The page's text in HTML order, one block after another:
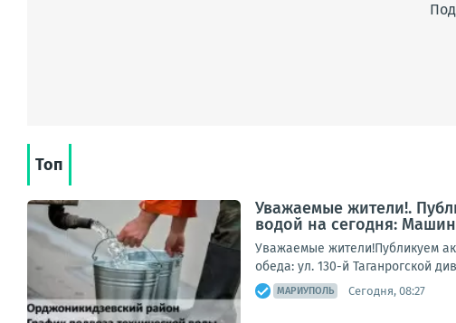
Топ
Уважаемые жители!.
водой на сегодня:
Уважаемые жители!Публикуем
обеда: ул. 130-й Таганрогской
МАРИУПОЛЬ Сегодня, 08:27